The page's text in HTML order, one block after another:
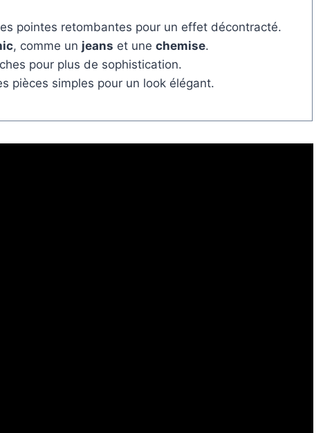
pointes retombantes pour un effet décontracté.
, comme un jeans et une chemise.
pour plus de sophistication.
pièces simples pour un look élégant.